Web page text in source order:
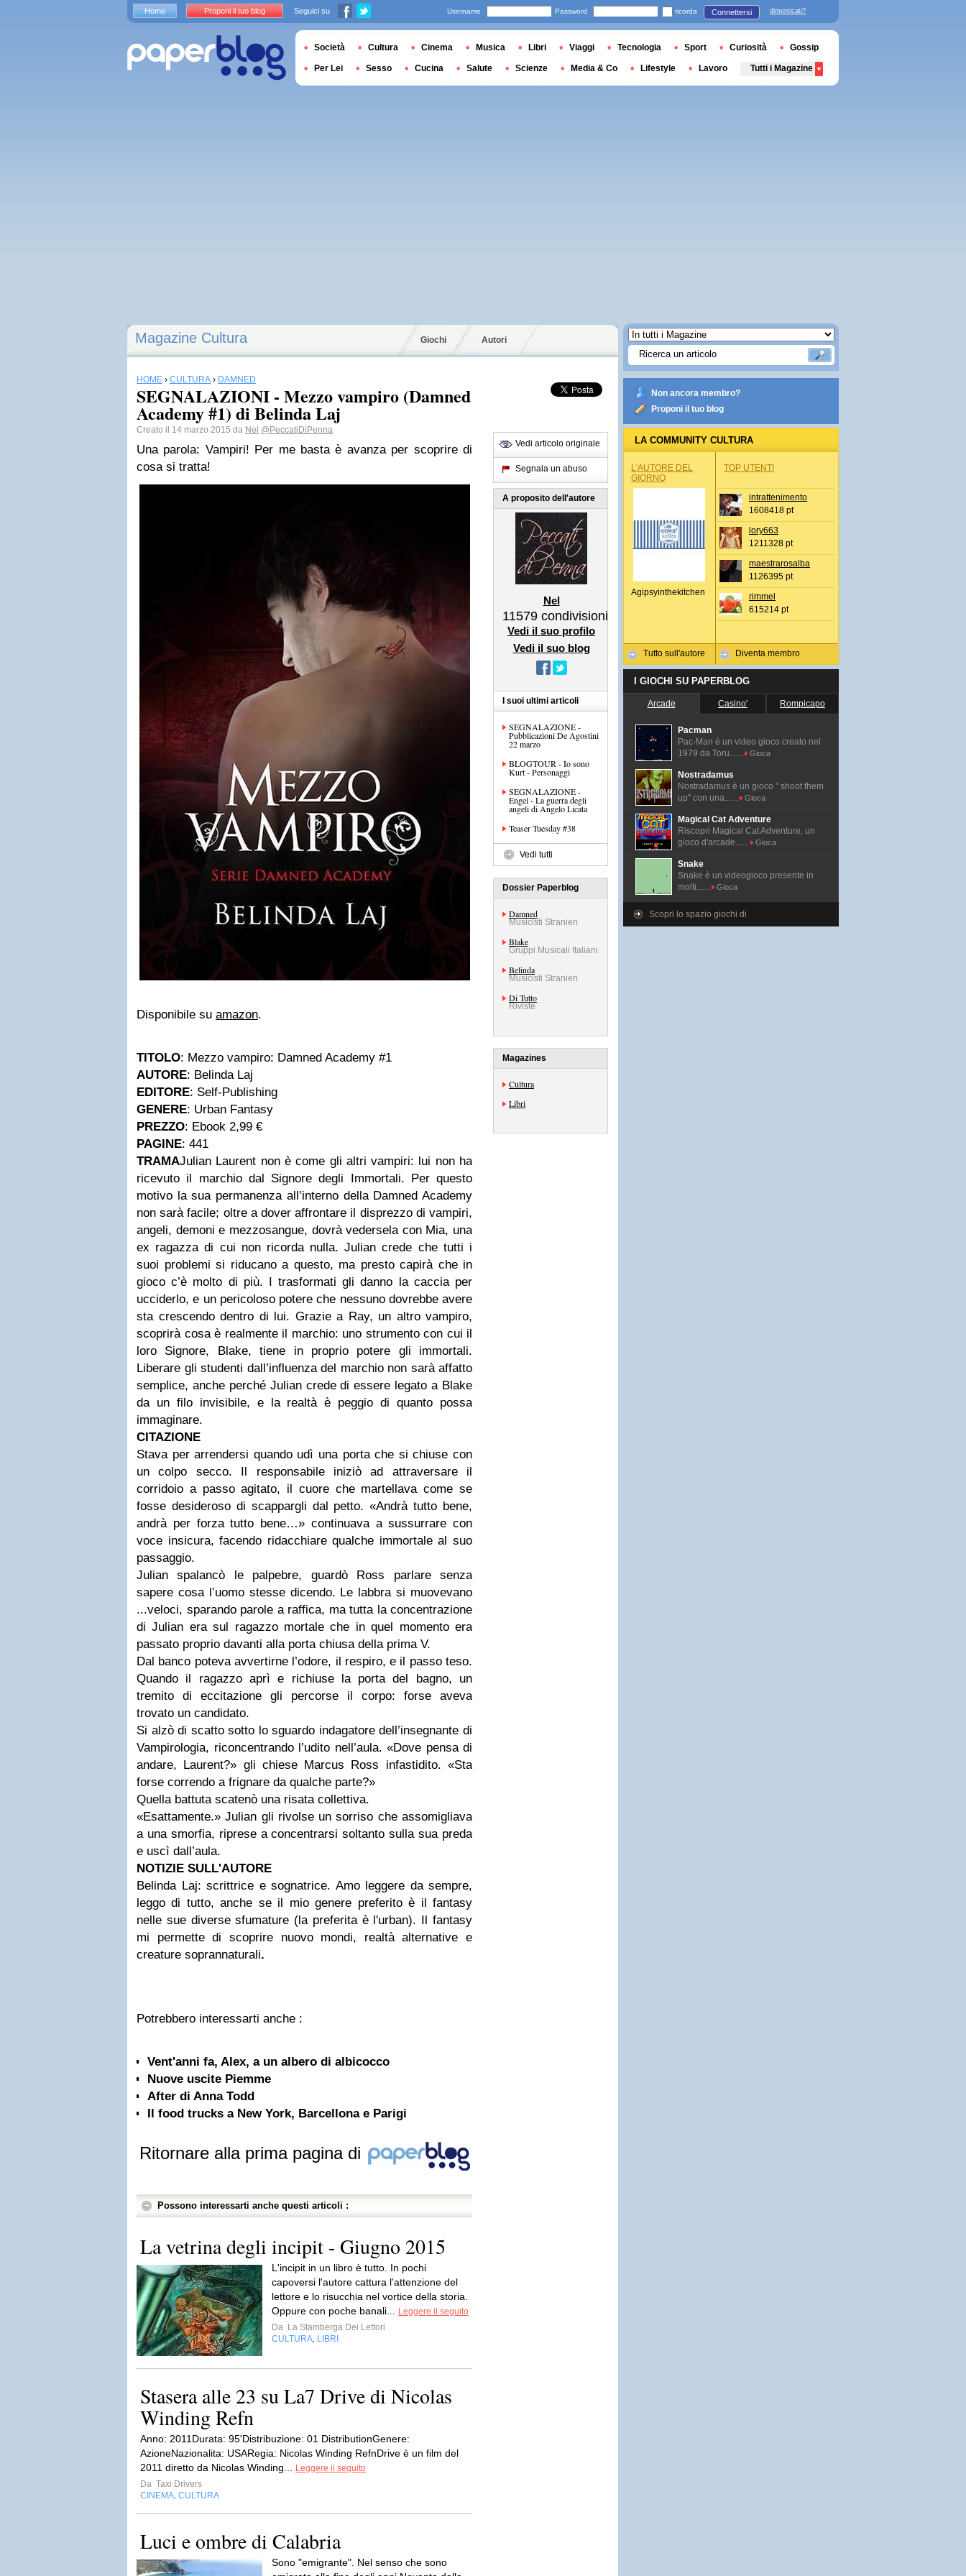
Magazine Cultura Giochi Autori
HOME › CULTURA › DAMNED
SEGNALAZIONI - Mezzo vampiro (Damned
Academy #1) di Belinda Laj
Creato il 14 marzo 2015 da Nel @PeccatiDiPenna
Una parola: Vampiri! Per me basta è avanza per scoprire di
cosa si tratta!
Disponibile su amazon.
TITOLO: Mezzo vampiro: Damned Academy #1
AUTORE: Belinda Laj
EDITORE: Self-Publishing
GENERE: Urban Fantasy
PREZZO: Ebook 2,99 €
PAGINE: 441
TRAMAJulian Laurent non è come gli altri vampiri: lui non ha
ricevuto il marchio dal Signore degli Immortali. Per questo
motivo la sua permanenza all’interno della Damned Academy
non sarà facile; oltre a dover affrontare il disprezzo di vampiri,
angeli, demoni e mezzosangue, dovrà vedersela con Mia, una
ex ragazza di cui non ricorda nulla. Julian crede che tutti i
suoi problemi si riducano a questo, ma presto capirà che in
gioco c’è molto di più. I trasformati gli danno la caccia per
ucciderlo, e un pericoloso potere che nessuno dovrebbe avere
sta crescendo dentro di lui. Grazie a Ray, un altro vampiro,
scoprirà cosa è realmente il marchio: uno strumento con cui il
loro Signore, Blake, tiene in proprio potere gli immortali.
Liberare gli studenti dall’influenza del marchio non sarà affatto
semplice, anche perché Julian crede di essere legato a Blake
da un filo invisibile, e la realtà è peggio di quanto possa
immaginare.
CITAZIONE
Stava per arrendersi quando udì una porta che si chiuse con
un colpo secco. Il responsabile iniziò ad attraversare il
corridoio a passo agitato, il cuore che martellava come se
fosse desideroso di scappargli dal petto. «Andrà tutto bene,
andrà per forza tutto bene…» continuava a sussurrare con
voce insicura, facendo ridacchiare qualche immortale al suo
passaggio.
Julian spalancò le palpebre, guardò Ross parlare senza
sapere cosa l’uomo stesse dicendo. Le labbra si muovevano
...veloci, sparando parole a raffica, ma tutta la concentrazione
di Julian era sul ragazzo mortale che in quel momento era
passato proprio davanti alla porta chiusa della prima V.
Dal banco poteva avvertirne l’odore, il respiro, e il passo teso.
Quando il ragazzo aprì e richiuse la porta del bagno, un
tremito di eccitazione gli percorse il corpo: forse aveva
trovato un candidato.
Si alzò di scatto sotto lo sguardo indagatore dell’insegnante di
Vampirologia, riconcentrando l’udito nell’aula. «Dove pensa di
andare, Laurent?» gli chiese Marcus Ross infastidito. «Sta
forse correndo a frignare da qualche parte?»
Quella battuta scatenò una risata collettiva.
«Esattamente.» Julian gli rivolse un sorriso che assomigliava
a una smorfia, riprese a concentrarsi soltanto sulla sua preda
e uscì dall’aula.
NOTIZIE SULL'AUTORE
Belinda Laj: scrittrice e sognatrice. Amo leggere da sempre,
leggo di tutto, anche se il mio genere preferito è il fantasy
nelle sue diverse sfumature (la preferita è l'urban). Il fantasy
mi permette di scoprire nuovo mondi, realtà alternative e
creature soprannaturali.
Potrebbero interessarti anche :
Vent'anni fa, Alex, a un albero di albicocco
Nuove uscite Piemme
After di Anna Todd
Il food trucks a New York, Barcellona e Parigi
Ritornare alla prima pagina di
Possono interessarti anche questi articoli :
La vetrina degli incipit - Giugno 2015
L'incipit in un libro è tutto. In pochi
capoversi l'autore cattura l'attenzione del
lettore e lo risucchia nel vortice della storia.
Oppure con poche banali...
Leggere il seguito
Da La Stamberga Dei Lettori
CULTURA LIBRI
Stasera alle 23 su La7 Drive di Nicolas
Winding Refn
Anno: 2011Durata: 95'Distribuzione: 01 DistributionGenere:
AzioneNazionalita: USARegia: Nicolas Winding RefnDrive è un film del
2011 diretto da Nicolas Winding...
Leggere il seguito
Da Taxi Drivers
CINEMA CULTURA
Luci e ombre di Calabria
Sono "emigrante". Nel senso che sono
Vedi articolo originale
Segnala un abuso
A proposito dell'autore
Nel
11579 condivisioni
Vedi il suo profilo
Vedi il suo blog
I suoi ultimi articoli
SEGNALAZIONE -
Pubblicazioni De Agostini
22 marzo
BLOGTOUR - Io sono
Kurt - Personaggi
SEGNALAZIONE -
Engel - La guerra degli
angeli di Angelo Licata
Teaser Tuesday #38
Vedi tutti
Dossier Paperblog
Damned
Musicisti Stranieri
Blake
Gruppi Musicali Italiani
Belinda
Musicisti Stranieri
Di Tutto
Riviste
Magazines
Cultura
Libri
Non ancora membro?
Proponi il tuo blog
LA COMMUNITY CULTURA
L'AUTORE DEL
GIORNO
Agipsyinthekitchen
Tutto sull'autore
TOP UTENTI
intrattenimento
1608418 pt
lory663
1211328 pt
maestrarosalba
1126395 pt
rimmel
615214 pt
Diventa membro
I GIOCHI SU PAPERBLOG
Arcade Casino' Rompicapo
Pacman
Pac-Man é un video gioco creato nel
1979 da Toru......
Gioca
Nostradamus
Nostradamus è un gioco " shoot them
up" con una......
Gioca
Magical Cat Adventure
Riscopri Magical Cat Adventure, un
gioco d'arcade......
Gioca
Snake
Snake è un videogioco presente in
molti......
Gioca
Scopri lo spazio giochi di
Home Proponi il tuo blog Seguici su Username Password ricorda Connettersi dimenticati?
Società Cultura Cinema Musica Libri Viaggi Tecnologia Sport Curiosità Gossip
Per Lei Sesso Cucina Salute Scienze Media & Co Lifestyle Lavoro Tutti i Magazine